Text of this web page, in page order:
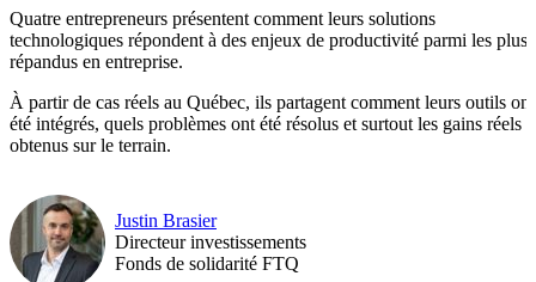
Quatre entrepreneurs présentent comment leurs solutions
technologiques répondent à des enjeux de productivité parmi les plus
répandus en entreprise.
À partir de cas réels au Québec, ils partagent comment leurs outils ont
été intégrés, quels problèmes ont été résolus et surtout les gains réels
obtenus sur le terrain.
Justin Brasier
Directeur investissements
Fonds de solidarité FTQ